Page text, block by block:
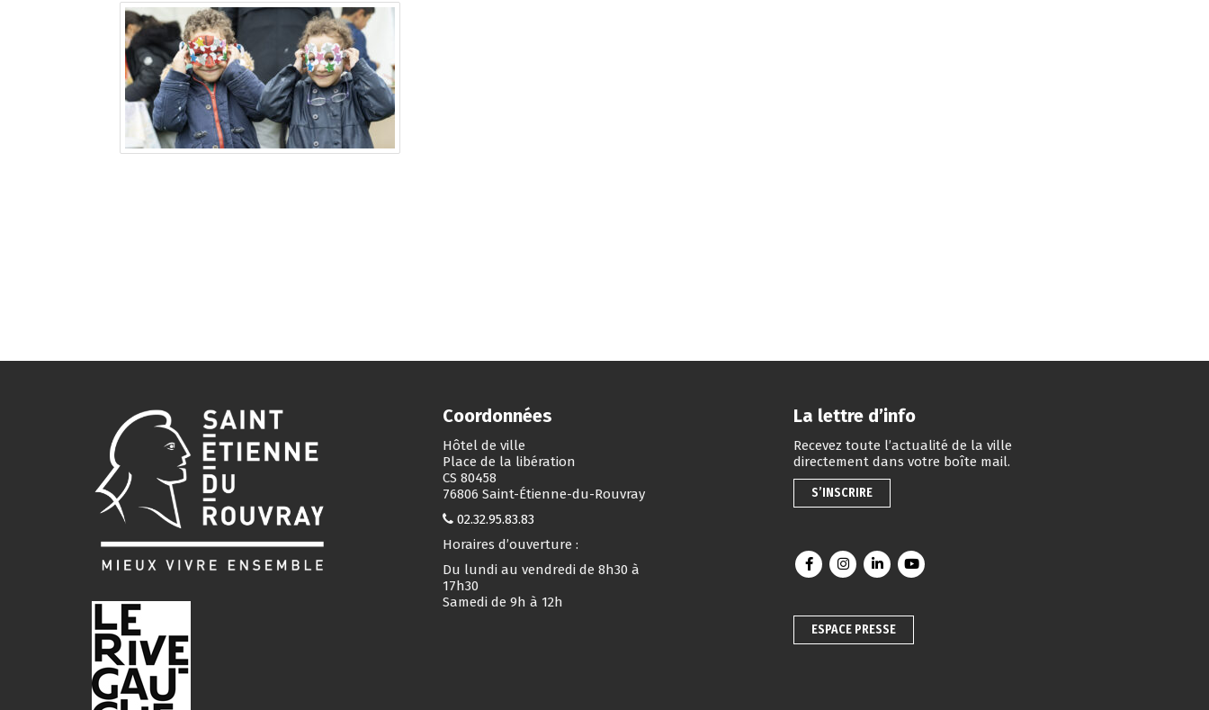
Coordonnées
Hôtel de ville
Place de la libération
CS 80458
76806 Saint-Étienne-du-Rouvray
02.32.95.83.83
Horaires d’ouverture :
Du lundi au vendredi de 8h30 à
17h30
Samedi de 9h à 12h
La lettre d’info
Recevez toute l’actualité de la ville
directement dans votre boîte mail.
S’INSCRIRE
Lien vers le compte Facebook
Lien vers le compte Instagram
Lien vers le compte Linkedin
Lien vers la chaîne Youtube
ESPACE PRESSE